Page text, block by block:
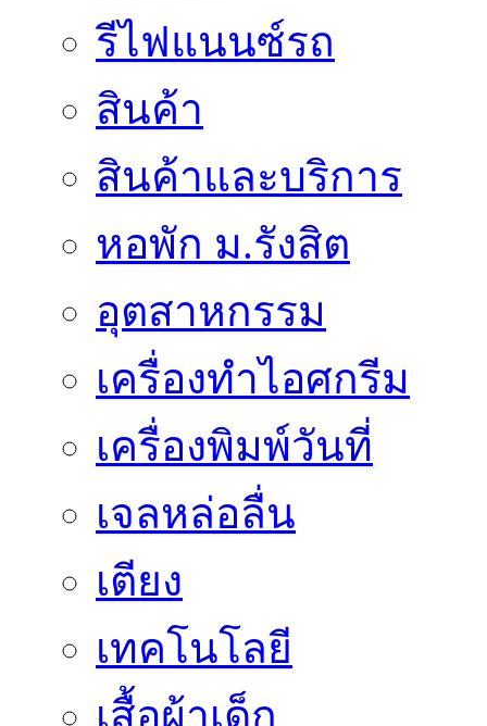
รีไฟแนนซ์รถ
สินค้า
สินค้าและบริการ
หอพัก ม.รังสิต
อุตสาหกรรม
เครื่องทำไอศกรีม
เครื่องพิมพ์วันที่
เจลหล่อลื่น
เตียง
เทคโนโลยี
เสื้อผ้าเด็ก